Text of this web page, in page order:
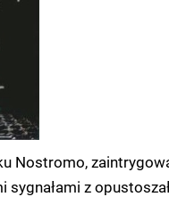
Nostromo,
sygnałami z